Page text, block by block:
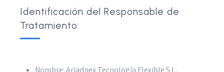
Identificación del Responsable de
Tratamiento:
Nombre: Ariadnex Tecnología Flexible S.L.